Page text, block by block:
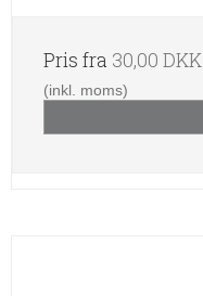
Pris fra 30,00 DKK
(inkl. moms)